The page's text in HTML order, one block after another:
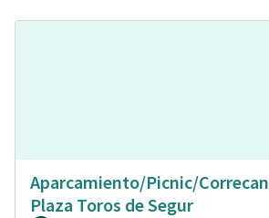
Aparcamiento/Picnic/Correcan
Plaza Toros de Segur